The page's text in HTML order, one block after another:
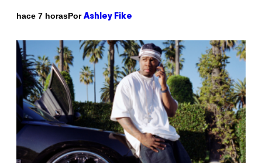
hace 7 horasPor Ashley Fike